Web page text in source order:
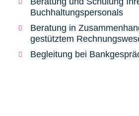
Buchhaltungspersonals
Beratung in
gestütztem
Begleitung bei